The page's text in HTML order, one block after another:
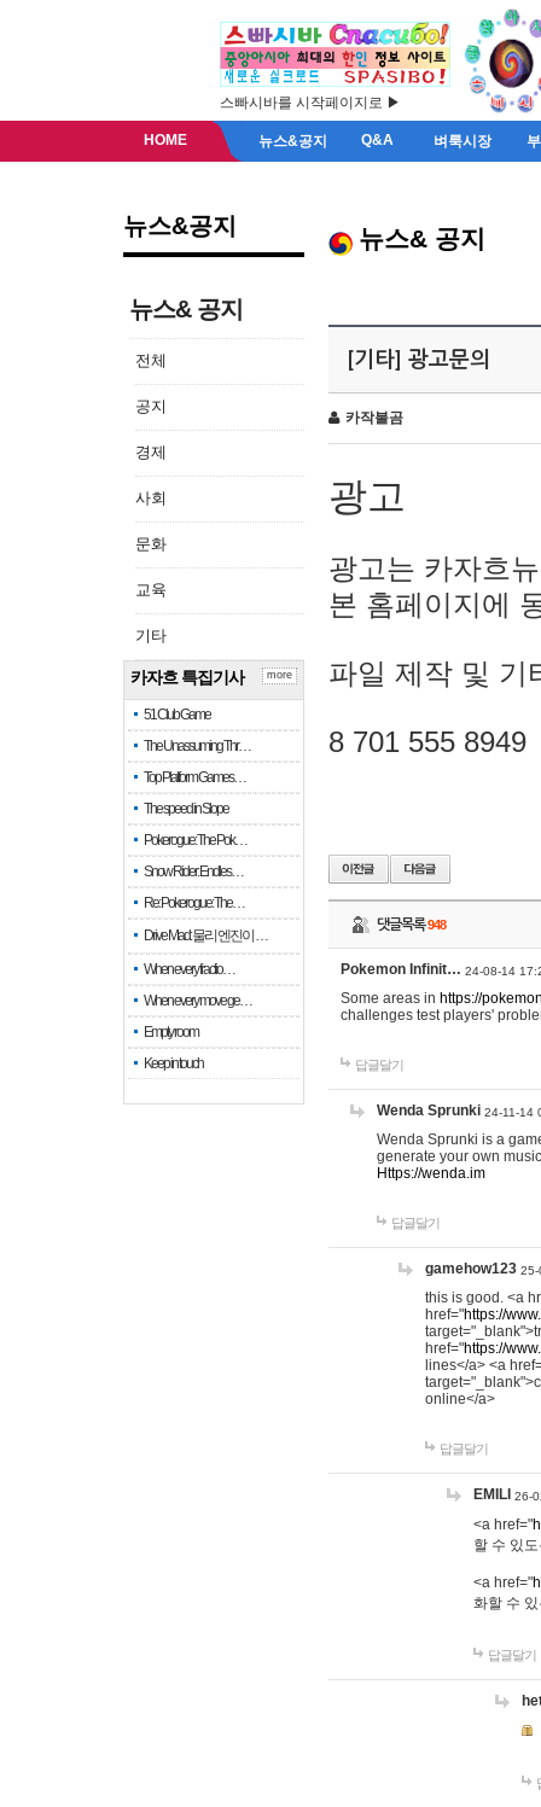
스빠시바를 시작페이지로 ▶
HOME 뉴스&공지 Q&A 벼룩시장
뉴스&공지
뉴스& 공지
전체
공지
경제
사회
문화
교육
기타
카자흐 특집기사
51 Club Game
The Unassuming Thr…
Top Platform Games…
The speed in Slope
Pokerogue: The Pok…
Snow Rider: Endles…
Re: Pokerogue: The…
Drive Mad: 물리 엔진이 …
When every fractio…
When every move ge…
Empty room
Keep in touch
more
뉴스& 공지
[기타] 광고문의
카작불곰
광고
광고는 카자흐
본 홈페이지에
파일 제작 및 기
8 701 555 8949
댓글목록948
Pokemon Infinit… 24-08-14
Some areas in https://
challenges test players'
답글달기
Wenda Sprunki 24-11-14
Wenda Sprunki is a
generate your own
Https://wenda.im
답글달기
gamehow123 25-
this is good. <a
href="https://
href="https://
lines</a> <a
online</a>
답글달기
EMILI 26-
<a href="
할 수 있
<a href="
화할 수
답글달기